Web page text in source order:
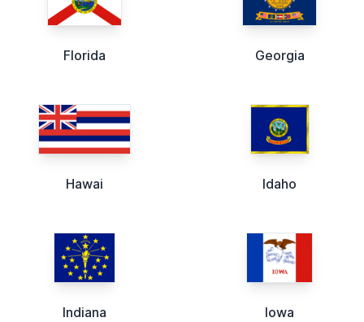
Florida Georgia
Hawai Idaho
Indiana Iowa